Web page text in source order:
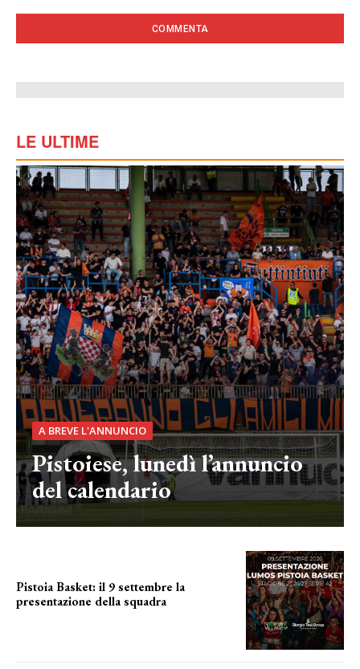
LE ULTIME
A BREVE L'ANNUNCIO
Pistoiese, lunedì l’annuncio
del calendario
Pistoia Basket: il 9 settembre la
presentazione della squadra